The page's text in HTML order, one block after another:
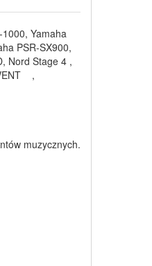
Yamaha
PSR-SX900,
Nord Stage 4 ,
,
muzycznych.